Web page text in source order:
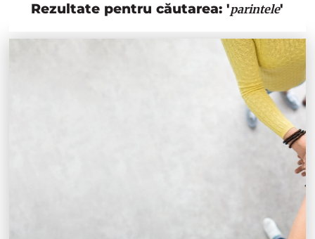
Rezultate pentru căutarea: 'parintele'